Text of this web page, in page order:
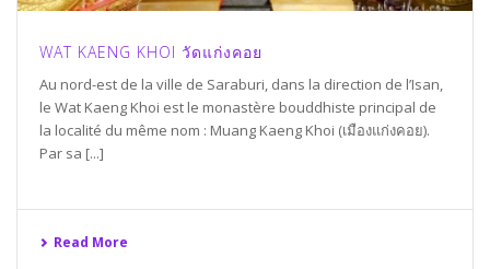
WAT KAENG KHOI วัดแก่งคอย
Au nord-est de la ville de Saraburi, dans la direction de l’Isan,
le Wat Kaeng Khoi est le monastère bouddhiste principal de
la localité du même nom : Muang Kaeng Khoi (เมืองแก่งคอย).
Par sa [...]
Read More